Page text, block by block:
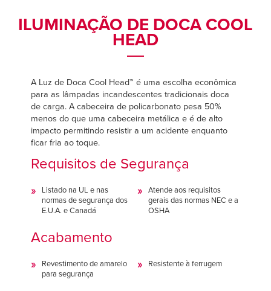
ASIA PACIFIC
English
中文
MIDDLE EAST/AFRICA
ASIA PACIFIC
English
中文
MIDDLE EAST/AFRICA
ENCONTRAR UM REPRESENTANTE
ILUMINAÇÃO DE DOCA COOL
HEAD
A Luz de Doca Cool Head™ é uma escolha econômica
para as lâmpadas incandescentes tradicionais doca
de carga. A cabeceira de policarbonato pesa 50%
menos do que uma cabeceira metálica e é de alto
impacto permitindo resistir a um acidente enquanto
ficar fria ao toque.
Requisitos de Segurança
Listado na UL e nas
normas de segurança dos
E.U.A. e Canadá
Atende aos requisitos
gerais das normas NEC e a
OSHA
Acabamento
Revestimento de amarelo
para segurança
Resistente à ferrugem